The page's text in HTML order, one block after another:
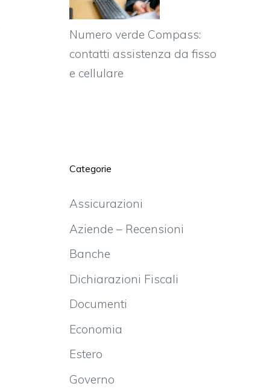
Numero verde Compass:
contatti assistenza da fisso
e cellulare
Categorie
Assicurazioni
Aziende – Recensioni
Banche
Dichiarazioni Fiscali
Documenti
Economia
Estero
Governo